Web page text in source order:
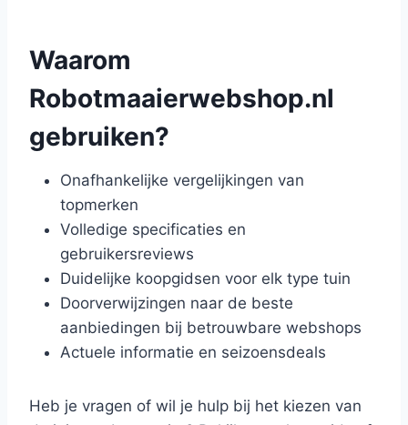
Waarom
Robotmaaierwebshop.nl
gebruiken?
Onafhankelijke vergelijkingen van
topmerken
Volledige specificaties en
gebruikersreviews
Duidelijke koopgidsen voor elk type tuin
Doorverwijzingen naar de beste
aanbiedingen bij betrouwbare webshops
Actuele informatie en seizoensdeals
Heb je vragen of wil je hulp bij het kiezen van